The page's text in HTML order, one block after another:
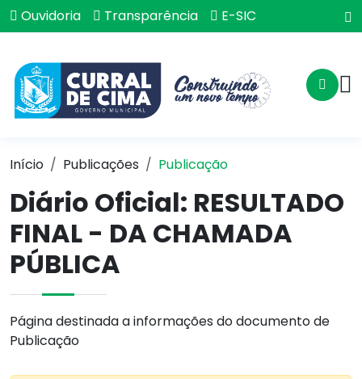
Ouvidoria Transparência E-SIC
Início Publicações Publicação
Diário Oficial: RESULTADO
FINAL - DA CHAMADA
PÚBLICA
Página destinada a informações do documento de
Publicação